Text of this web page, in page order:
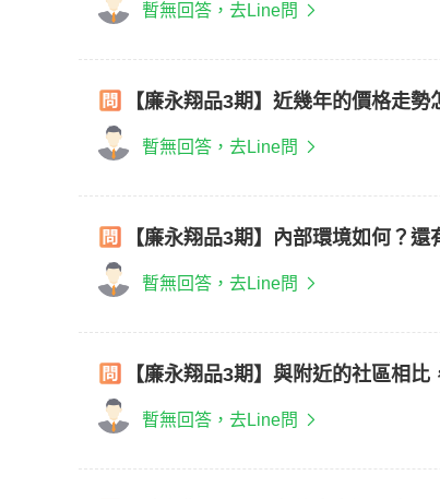
暫無回答，去Line問
【廉永翔品3期】近幾年的價格走
暫無回答，去Line問
【廉永翔品3期】內部環境如何？還
暫無回答，去Line問
【廉永翔品3期】與附近的社區相
暫無回答，去Line問